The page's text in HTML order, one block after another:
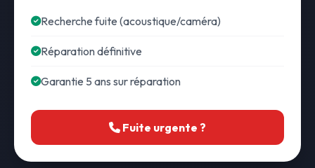
Recherche fuite (acoustique/caméra)
Réparation définitive
Garantie 5 ans sur réparation
Fuite urgente ?